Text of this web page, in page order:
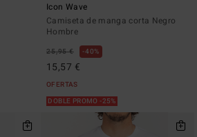
Icon Wave
Camiseta de manga corta Negro
Hombre
25,95 € 40%
15,57 €
OFERTAS
DOBLE PROMO -25%